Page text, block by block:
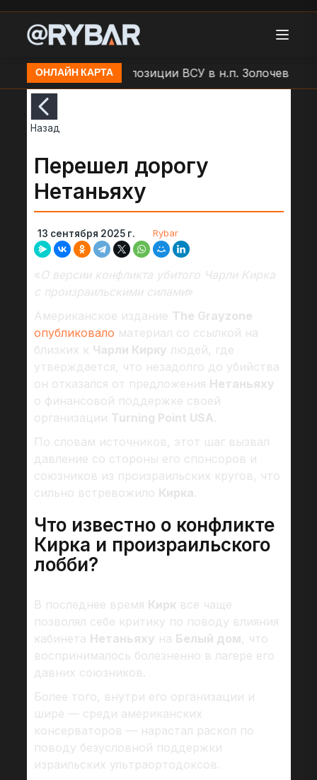
ОНЛАЙН КАРТА
БЛА "Молния" по позиции ВСУ в н.п. Золочев
Назад
Перешел дорогу
Нетаньяху
13 сентября 2025 г. Rybar
« О версии конфликта убитого Чарли Кирка
с произраильскими силами»
Американское издание The Grayzone
опубликовало материал со ссылкой на
близких к Чарли Кирку людей, где
утверждается, что незадолго до убийства
он отказался от предложения Нетаньяху
о финансовой поддержке своей
организации Turning Point USA.
По словам источников, этот шаг вызвал
давление со стороны его спонсоров и
союзников из произраильских кругов, что
сильно встревожило Кирка.
Что известно о конфликте
Кирка и произраильского
лобби?
В последнее время Кирквсе чаще
позволял себе критику по поводу влияния
кабинета Нетаньяху на Белый дом, что
воспринималось болезненно в лагере его
давних союзников.
Более того, внутри его организации и
шире — среди американских
консерваторов — нарастал раскол по
поводу безусловной поддержки
израильских ультраортодоксов.